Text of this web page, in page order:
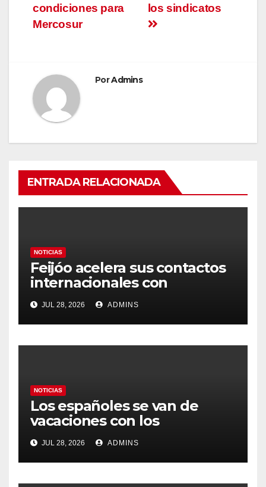
los sindicatos
condiciones para
Mercosur
PorAdmins
ENTRADA RELACIONADA
NOTICIAS
Feijóo acelera sus contactos
internacionales con
Latinoamérica como socio
prioritario en su agenda de
gobierno
JUL 28, 2026 ADMINS
NOTICIAS
Los españoles se van de
vacaciones con los
carburantes hasta un 21%
más caros que el año pasado
y los hoteles disparados
JUL 28, 2026 ADMINS